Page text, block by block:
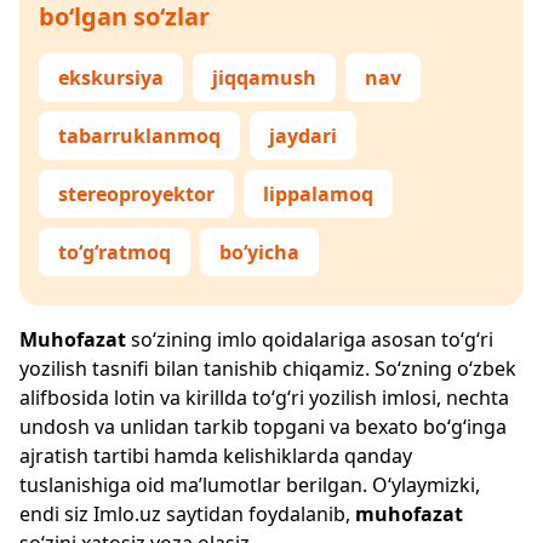
bo‘lgan so‘zlar
ekskursiya jiqqamush nav
tabarruklanmoq jaydari
stereoproyektor lippalamoq
to‘g‘ratmoq bo‘yicha
Muhofazatso‘zining imlo qoidalariga asosan to‘g‘ri
yozilish tasnifi bilan tanishib chiqamiz. So‘zning o‘zbek
alifbosida lotin va kirillda to‘g‘ri yozilish imlosi, nechta
undosh va unlidan tarkib topgani va bexato bo‘g‘inga
ajratish tartibi hamda kelishiklarda qanday
tuslanishiga oid ma’lumotlar berilgan. O‘ylaymizki,
endi siz Imlo.uz saytidan foydalanib, muhofazat